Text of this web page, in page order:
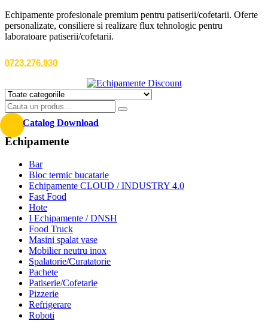
Echipamente profesionale premium pentru patiserii/cofetarii. Oferte
personalizate, consiliere si realizare flux tehnologic pentru
laboratoare patiserii/cofetarii.
0723.276.930
Catalog Download
Echipamente
Bar
Bloc termic bucatarie
Echipamente CLOUD / INDUSTRY 4.0
Fast Food
Hote
I Echipamente / DNSH
Food Truck
Masini spalat vase
Mobilier neutru inox
Spalatorie/Curatatorie
Pachete
Patiserie/Cofetarie
Pizzerie
Refrigerare
Roboti